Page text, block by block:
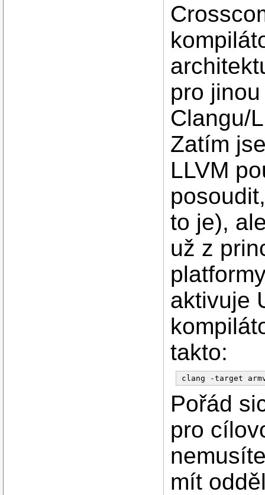
pro
Clangu/
Zatím
LLVM
to je),
už z
aktivuje
takto:
Pořád
pro
mít